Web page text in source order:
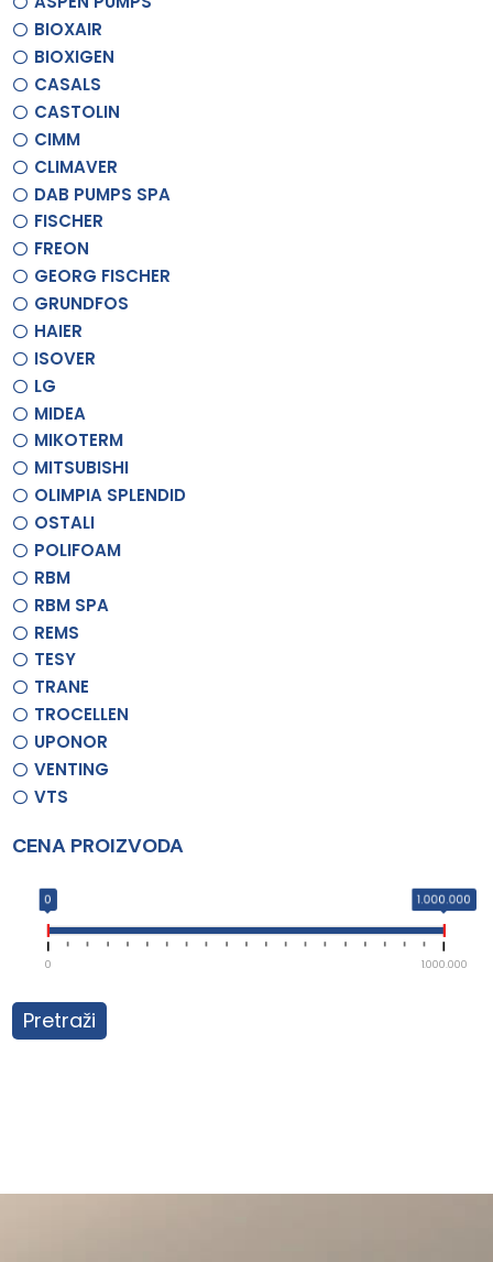
BIOXAIR
BIOXIGEN
CASALS
CASTOLIN
CIMM
CLIMAVER
DAB PUMPS SPA
FISCHER
FREON
GEORG FISCHER
GRUNDFOS
HAIER
ISOVER
LG
MIDEA
MIKOTERM
MITSUBISHI
OLIMPIA SPLENDID
OSTALI
POLIFOAM
RBM
RBM SPA
REMS
TESY
TRANE
TROCELLEN
UPONOR
VENTING
VTS
CENA PROIZVODA
0 1.000.000
0 1.000.000
Pretraži